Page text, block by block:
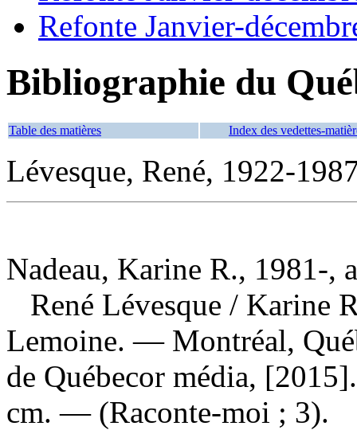
Refonte Janvier-
Bibliographie du
Table des matières Index des vedettes-
Lévesque, René, 1922-
Nadeau, Karine R., 1981-,
René Lévesque / Karine
Lemoine. — Montréal,
de Québecor média,
cm. — (Raconte-moi ; 3).